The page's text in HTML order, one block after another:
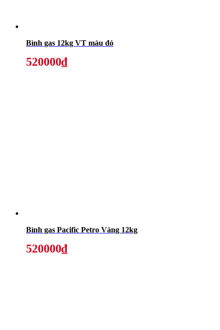
Bình gas 12kg VT màu đỏ
520000₫
Bình gas Pacific Petro Vàng 12kg
520000₫